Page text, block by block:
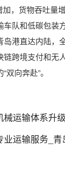
，货物吞吐量
队和低碳包
港直达内陆，
跨境支付和
向奔赴”。
体系升级_
输服务_青